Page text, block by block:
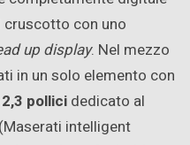
con uno
up display. Nel mezzo
in un solo elemento con
pollicidedicato al
(Maserati intelligent